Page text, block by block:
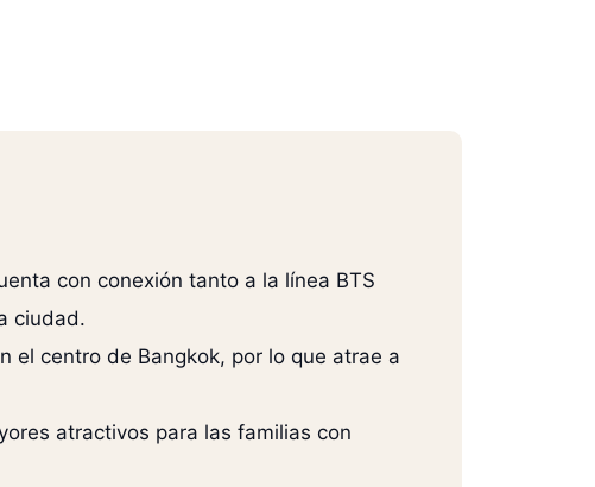
con conexión tanto a la línea BTS
ciudad.
el centro de Bangkok, por lo que atrae a
atractivos para las familias con